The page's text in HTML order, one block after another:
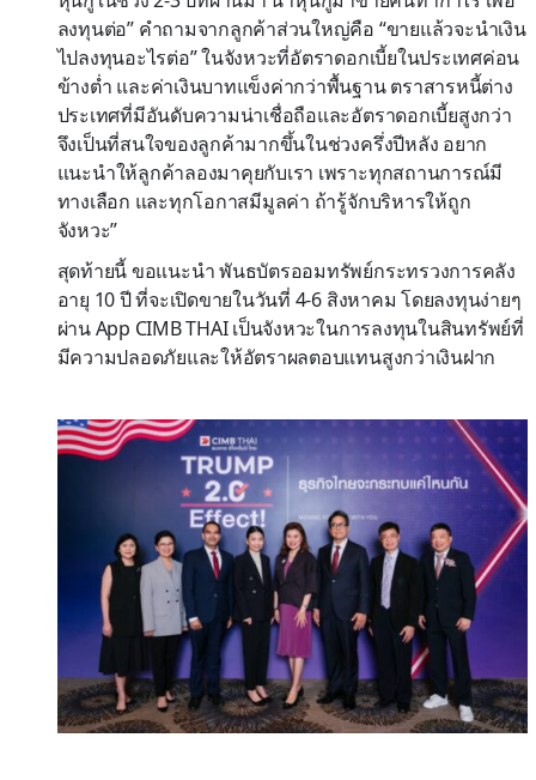
ลงทุนต่อ” คำถามจากลูกค้าส่วนใหญ่คือ “ขายแล้วจะนำเงิน
ไปลงทุนอะไรต่อ” ในจังหวะที่อัตราดอกเบี้ยในประเทศค่อน
ข้างต่ำ และค่าเงินบาทแข็งค่ากว่าพื้นฐาน ตราสารหนี้ต่าง
ประเทศที่มีอันดับความน่าเชื่อถือและอัตราดอกเบี้ยสูงกว่า
จึงเป็นที่สนใจของลูกค้ามากขึ้นในช่วงครึ่งปีหลัง อยาก
แนะนำให้ลูกค้าลองมาคุยกับเรา เพราะทุกสถานการณ์มี
ทางเลือก และทุกโอกาสมีมูลค่า ถ้ารู้จักบริหารให้ถูก
จังหวะ”
สุดท้ายนี้ ขอแนะนำ พันธบัตรออมทรัพย์กระทรวงการคลัง
อายุ 10 ปี ที่จะเปิดขายในวันที่ 4-6 สิงหาคม โดยลงทุนง่ายๆ
ผ่าน App CIMB THAI เป็นจังหวะในการลงทุนในสินทรัพย์ที่
มีความปลอดภัยและให้อัตราผลตอบแทนสูงกว่าเงินฝาก